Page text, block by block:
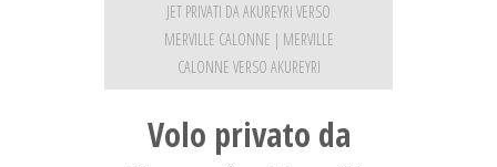
JET PRIVATI DA AKUREYRI VERSO
MERVILLE CALONNE | MERVILLE
CALONNE VERSO AKUREYRI
Volo privato da